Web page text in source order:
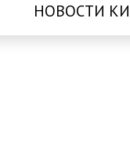
НОВОСТИ